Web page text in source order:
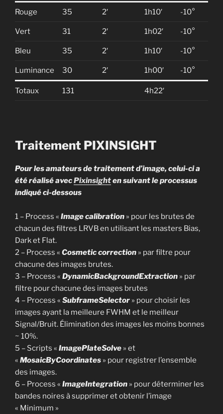
Rouge 35 2′ 1h10′ -10°
Vert 31 2′ 1h02′ -10°
Bleu 35 2′ 1h10′ -10°
Luminance 30 2′ 1h00′ -10°
Totaux 131 4h22′
Traitement PIXINSIGHT
Pour les amateurs de traitement d’image, celui-ci a
été réalisé avecPixinsighten suivant le processus
indiqué ci-dessous
1 – Process « Image calibration » pour les brutes de
chacun des filtres LRVB en utilisant les masters Bias,
Dark et Flat.
2 – Process « Cosmetic correction » par filtre pour
chacune des images brutes.
3 – Process « DynamicBackgroundExtraction » par
filtre pour chacune des images brutes
4 – Process « SubframeSelector » pour choisir les
images ayant la meilleure FWHM et le meilleur
Signal/Bruit. Élimination des images les moins bonnes
~ 10%.
5 – Scripts « ImagePlateSolve » et
« MosaicByCoordinates » pour registrer l’ensemble
des images.
6 – Process « ImageIntegration » pour déterminer les
bandes noires à supprimer et obtenir l’image
« Minimum »